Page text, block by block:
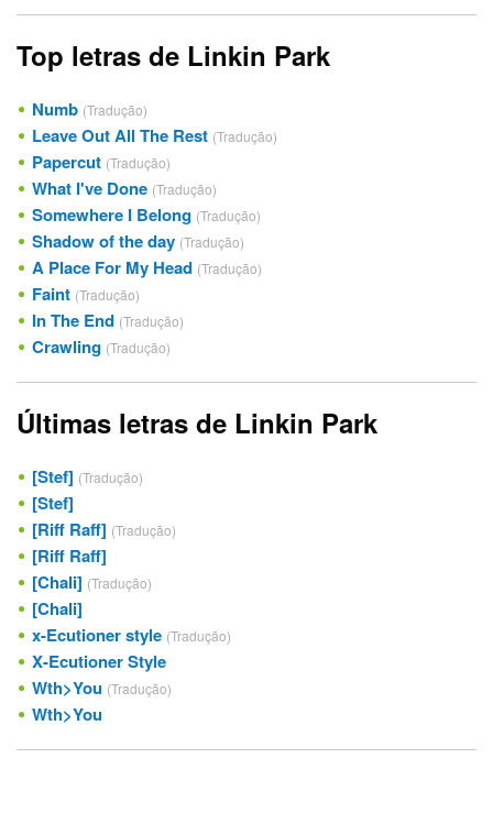
Top letras de Linkin Park
Numb (Tradução)
Leave Out All The Rest (Tradução)
Papercut (Tradução)
What I've Done (Tradução)
Somewhere I Belong (Tradução)
Shadow of the day (Tradução)
A Place For My Head (Tradução)
Faint (Tradução)
In The End (Tradução)
Crawling (Tradução)
Últimas letras de Linkin Park
[Stef] (Tradução)
[Stef]
[Riff Raff] (Tradução)
[Riff Raff]
[Chali] (Tradução)
[Chali]
x-Ecutioner style (Tradução)
X-Ecutioner Style
Wth>You (Tradução)
Wth>You